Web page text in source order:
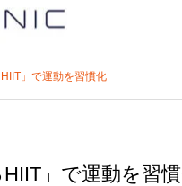
」で運動を習慣化
」で運動を習